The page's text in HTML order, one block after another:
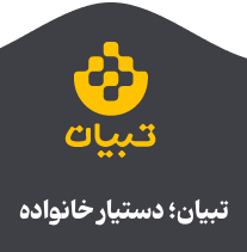
تبیان؛ دستیار خانواده